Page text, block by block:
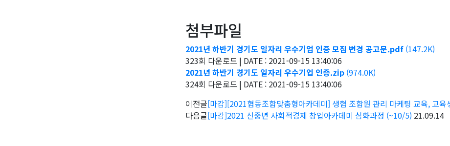
첨부파일
2021년 하반기 경기도 일자리 우수기업 인증 모집 변경 공고문.pdf (147.2K)
323회 다운로드 | DATE : 2021-09-15 13:40:06
2021년 하반기 경기도 일자리 우수기업 인증.zip (974.0K)
324회 다운로드 | DATE : 2021-09-15 13:40:06
이전글[마감][2021협동조합맞춤형아카데미] 생협 조합원 관리 마케팅 교육, 교
다음글[마감]2021 신중년 사회적경제 창업아카데미 심화과정 (~10/5) 21.09.14